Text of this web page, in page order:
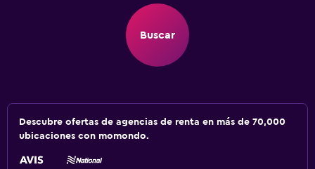
Buscar
Descubre ofertas de agencias de renta en más de 70,000
ubicaciones con momondo.